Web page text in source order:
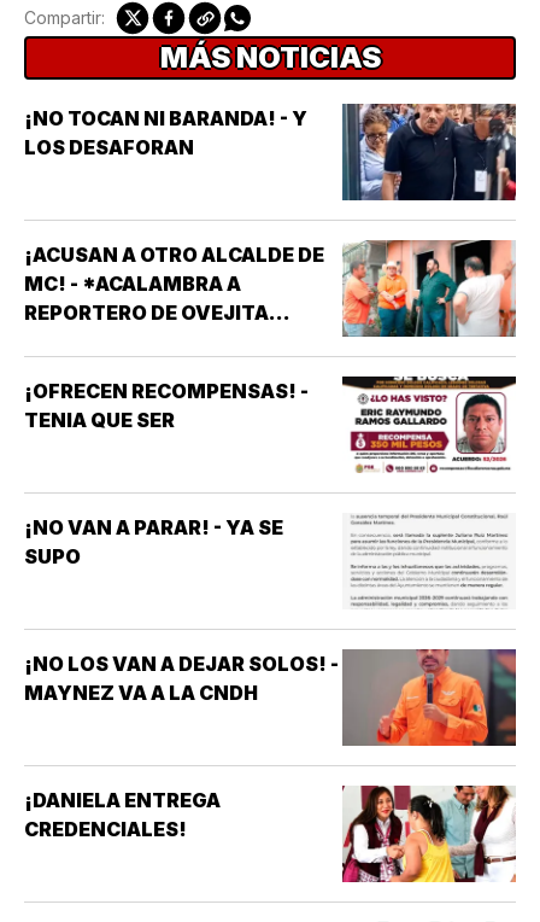
Compartir:
MÁS NOTICIAS
¡NO TOCAN NI BARANDA! - Y
LOS DESAFORAN
¡ACUSAN A OTRO ALCALDE DE
MC! - *ACALAMBRA A
REPORTERO DE OVEJITA
¡OFRECEN RECOMPENSAS! -
TENIA QUE SER
¡NO VAN A PARAR! - YA SE
SUPO
¡NO LOS VAN A DEJAR SOLOS! -
MAYNEZ VA A LA CNDH
¡DANIELA ENTREGA
CREDENCIALES!